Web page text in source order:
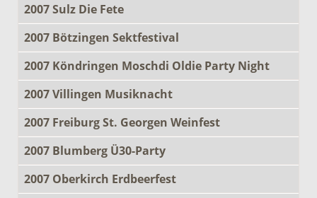
2007 Sulz Die Fete
2007 Bötzingen Sektfestival
2007 Köndringen Moschdi Oldie Party Night
2007 Villingen Musiknacht
2007 Freiburg St. Georgen Weinfest
2007 Blumberg Ü30-Party
2007 Oberkirch Erdbeerfest